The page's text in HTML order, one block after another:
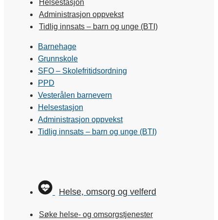
Helsestasjon
Administrasjon oppvekst
Tidlig innsats – barn og unge (BTI)
Barnehage
Grunnskole
SFO – Skolefritidsordning
PPD
Vesterålen barnevern
Helsestasjon
Administrasjon oppvekst
Tidlig innsats – barn og unge (BTI)
Helse, omsorg og velferd
Søke helse- og omsorgstjenester